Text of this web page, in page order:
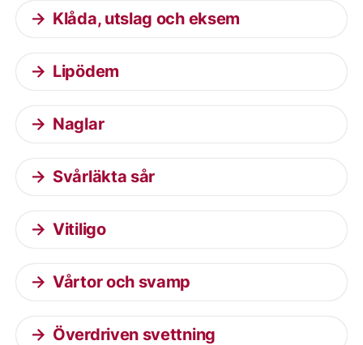
Klåda, utslag och eksem
Lipödem
Naglar
Svårläkta sår
Vitiligo
Vårtor och svamp
Överdriven svettning